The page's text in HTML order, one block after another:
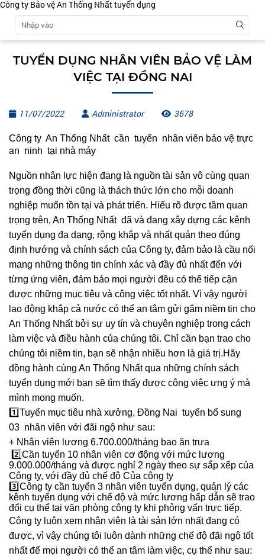
Công ty Bảo vệ An Thống Nhất tuyển dụng
TUYỂN DỤNG NHÂN VIÊN BẢO VỆ LÀM
VIỆC TẠI ĐỒNG NAI
11/07/2022 Administrator 3678
Công ty An Thống Nhất cần tuyển nhân viên bảo vệ trực
an ninh tại nhà máy
Nguồn nhân lực hiện đang là nguồn tài sản vô cùng quan
trọng đồng thời cũng là thách thức lớn cho mỗi doanh
nghiệp muốn tồn tại và phát triển. Hiểu rõ được tầm quan
trọng trên, An Thống Nhất đã và đang xây dựng các kênh
tuyển dụng đa dạng, rộng khắp và nhất quán theo đúng
định hướng và chính sách của Công ty, đảm bảo là cầu nối
mang những thông tin chính xác và đầy đủ nhất đến với
từng ứng viên, đảm bảo mọi người đều có thể tiếp cận
được những mục tiêu và công việc tốt nhất. Vì vậy người
lao động khắp cả nước có thể an tâm gửi gắm niềm tin cho
An Thống Nhất bởi sự uy tín và chuyên nghiệp trong cách
làm việc và điều hành của chúng tôi. Chỉ cần bạn trao cho
chúng tôi niềm tin, bạn sẽ nhận nhiều hơn là giá trị.Hãy
đồng hành cùng An Thống Nhất qua những chính sách
tuyển dụng mới bạn sẽ tìm thấy được công việc ưng ý mà
mình mong muốn.
1️⃣Tuyển mục tiêu nhà xưởng, Đồng Nai tuyển bổ sung
03 nhân viên với đãi ngộ như sau:
+ Nhân viên lương 6.700.000/tháng bao ăn trưa
2️⃣Cần tuyển 10 nhân viên cơ động với mức lương
9.000.000/tháng và được nghỉ 2 ngày theo sự sắp xếp của
Công ty, với đầy đủ chế độ Của công ty
3️⃣Công ty cần tuyển 3 nhân viên tuyển dụng, quản lý các
kênh tuyển dụng với chế độ và mức lương hấp dẫn sẽ trao
đổi cụ thể tại văn phòng công ty khi phỏng vấn trực tiếp.
Công ty luôn xem nhân viên là tài sản lớn nhất đang có
được, vì vậy chúng tôi luôn dành những chế độ đãi ngộ tốt
nhất để mọi người có thể an tâm làm việc, cụ thể như sau: